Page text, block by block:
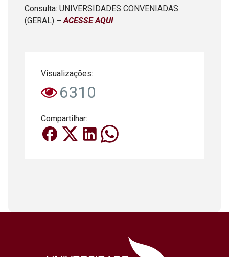
Consulta: UNIVERSIDADES CONVENIADAS
(GERAL) – ACESSE AQUI
Visualizações:
6310
Compartilhar: